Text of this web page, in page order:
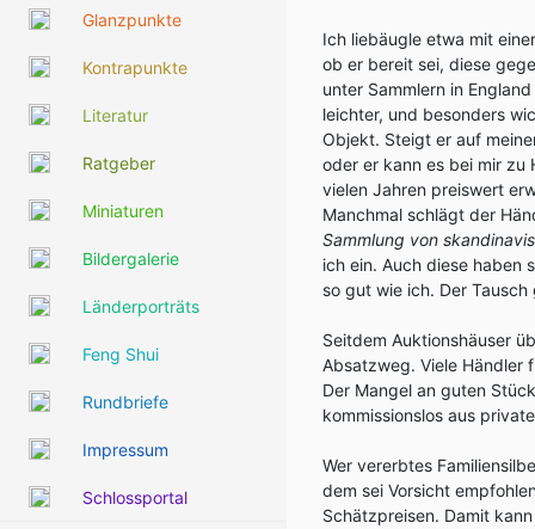
Glanzpunkte
Kontrapunkte
Literatur
Ratgeber
Miniaturen
Bildergalerie
Länderporträts
Feng Shui
Rundbriefe
Impressum
Schlossportal
Ich liebäugle etwa mit
ob er bereit sei, diese
unter Sammlern in
leichter, und besonders
Objekt. Steigt er auf
oder er kann es bei mir zu
vielen Jahren preiswert
Manchmal schlägt der
Sammlung von
ich ein. Auch diese haben
so gut wie ich. Der Tausch
Seitdem Auktionshäuser
Absatzweg. Viele Händler
Der Mangel an guten
kommissionslos aus
Wer vererbtes
dem sei Vorsicht
Schätzpreisen. Damit